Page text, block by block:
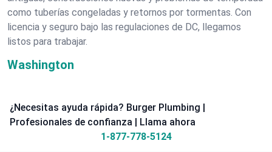
como tuberías congeladas y retornos por tormentas. Con
licencia y seguro bajo las regulaciones de DC, llegamos
listos para trabajar.
Washington
¿Necesitas ayuda rápida? Burger Plumbing |
Profesionales de confianza | Llama ahora
1-877-778-5124